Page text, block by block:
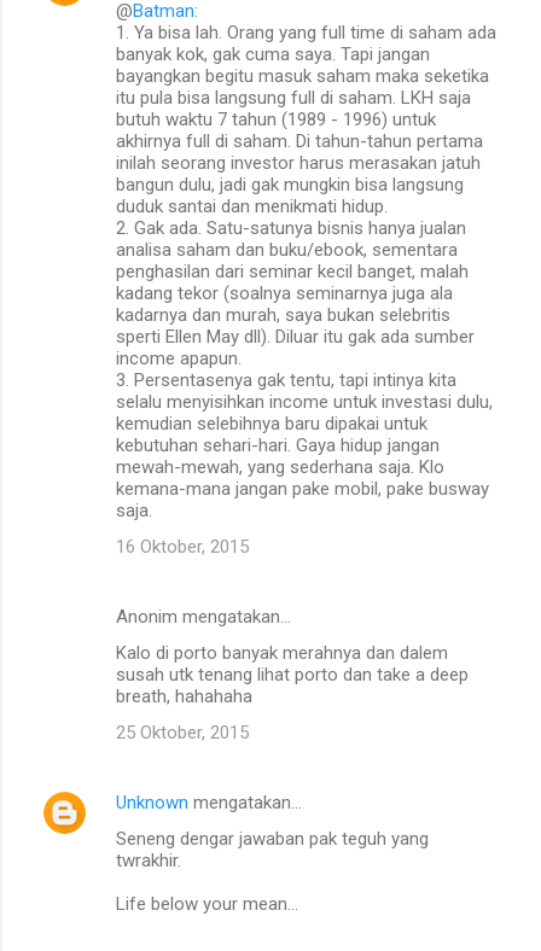
@Batman:
1. Ya bisa lah. Orang yang full time di saham ada
banyak kok, gak cuma saya. Tapi jangan
bayangkan begitu masuk saham maka seketika
itu pula bisa langsung full di saham. LKH saja
butuh waktu 7 tahun (1989 - 1996) untuk
akhirnya full di saham. Di tahun-tahun pertama
inilah seorang investor harus merasakan jatuh
bangun dulu, jadi gak mungkin bisa langsung
duduk santai dan menikmati hidup.
2. Gak ada. Satu-satunya bisnis hanya jualan
analisa saham dan buku/ebook, sementara
penghasilan dari seminar kecil banget, malah
kadang tekor (soalnya seminarnya juga ala
kadarnya dan murah, saya bukan selebritis
sperti Ellen May dll). Diluar itu gak ada sumber
income apapun.
3. Persentasenya gak tentu, tapi intinya kita
selalu menyisihkan income untuk investasi dulu,
kemudian selebihnya baru dipakai untuk
kebutuhan sehari-hari. Gaya hidup jangan
mewah-mewah, yang sederhana saja. Klo
kemana-mana jangan pake mobil, pake busway
saja.
16 Oktober, 2015
Anonim mengatakan…
Kalo di porto banyak merahnya dan dalem
susah utk tenang lihat porto dan take a deep
breath, hahahaha
25 Oktober, 2015
Unknown mengatakan…
Seneng dengar jawaban pak teguh yang
twrakhir.
Life below your mean...